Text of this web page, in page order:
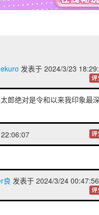
发表于 2024/3/23
评
郎绝对是令和以来我印象最
评
良 发表于 2024/3/24
评